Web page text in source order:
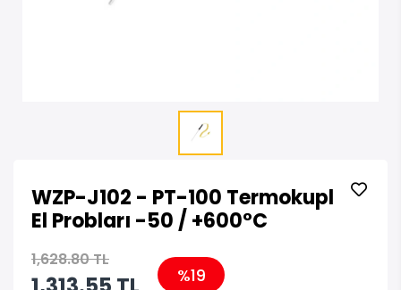
WZP-J102 - PT-100 Termokupl
El Probları -50 / +600°C
1,628.80 TL
%19